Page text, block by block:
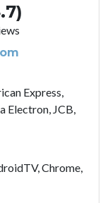
Express,
Electron, JCB,
Chrome,